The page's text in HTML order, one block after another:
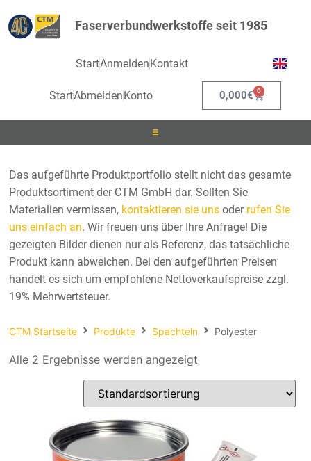
Faserverbundwerkstoffe seit 1985
StartAnmeldenKontakt
StartAbmelden Konto 0,000€ 0
Kleben
Beschichten
Fasern
Kernmaterial
Verbrauchsmaterial
Das aufgeführte Produktportfolio stellt nicht das gesamte
Produktsortiment der CTM GmbH dar. Sollten Sie
Materialien vermissen, kontaktieren sie uns oder rufen Sie
uns einfach an. Wir freuen uns über Ihre Anfrage! Die
gezeigten Bilder dienen nur als Referenz, das tatsächliche
Produkt kann abweichen. Bei den aufgeführten Preisen
handelt es sich um empfohlene Nettoverkaufspreise zzgl.
19% Mehrwertsteuer.
CTM Startseite Produkte Spachteln Polyester
Alle 2 Ergebnisse werden angezeigt